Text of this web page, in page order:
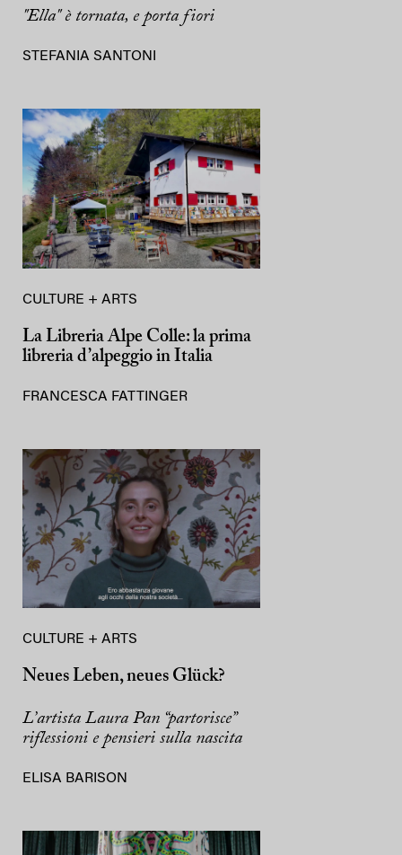
"Ella" è tornata, e porta fiori
STEFANIA SANTONI
CULTURE + ARTS
La Libreria Alpe Colle: la prima
libreria d’alpeggio in Italia
FRANCESCA FATTINGER
CULTURE + ARTS
Neues Leben, neues Glück?
L’artista Laura Pan “partorisce”
riflessioni e pensieri sulla nascita
ELISA BARISON